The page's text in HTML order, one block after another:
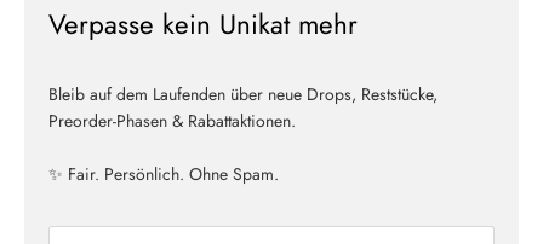
Verpasse kein Unikat mehr
Bleib auf dem Laufenden über neue Drops, Reststücke,
Preorder-Phasen & Rabattaktionen.
✨ Fair. Persönlich. Ohne Spam.